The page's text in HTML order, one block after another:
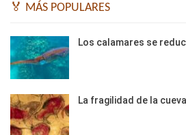
🏅 MÁS POPULARES
Los calamares se
La fragilidad de la